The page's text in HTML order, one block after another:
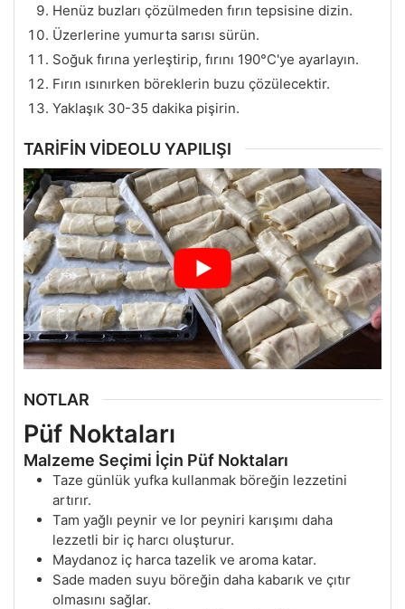
Henüz buzları çözülmeden fırın tepsisine dizin.
Üzerlerine yumurta sarısı sürün.
Soğuk fırına yerleştirip, fırını 190°C'ye ayarlayın.
Fırın ısınırken böreklerin buzu çözülecektir.
Yaklaşık 30-35 dakika pişirin.
TARİFİN VİDEOLU YAPILIŞI
NOTLAR
Püf Noktaları
Malzeme Seçimi İçin Püf Noktaları
Taze günlük yufka kullanmak böreğin lezzetini
artırır.
Tam yağlı peynir ve lor peyniri karışımı daha
lezzetli bir iç harcı oluşturur.
Maydanoz iç harca tazelik ve aroma katar.
Sade maden suyu böreğin daha kabarık ve çıtır
olmasını sağlar.